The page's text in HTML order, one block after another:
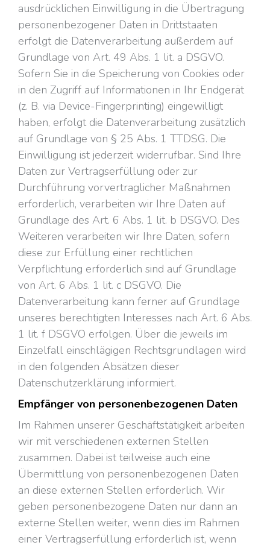
ausdrücklichen Einwilligung in die Übertragung
personenbezogener Daten in Drittstaaten
erfolgt die Datenverarbeitung außerdem auf
Grundlage von Art. 49 Abs. 1 lit. a DSGVO.
Sofern Sie in die Speicherung von Cookies oder
in den Zugriff auf Informationen in Ihr Endgerät
(z. B. via Device-Fingerprinting) eingewilligt
haben, erfolgt die Datenverarbeitung zusätzlich
auf Grundlage von § 25 Abs. 1 TTDSG. Die
Einwilligung ist jederzeit widerrufbar. Sind Ihre
Daten zur Vertragserfüllung oder zur
Durchführung vorvertraglicher Maßnahmen
erforderlich, verarbeiten wir Ihre Daten auf
Grundlage des Art. 6 Abs. 1 lit. b DSGVO. Des
Weiteren verarbeiten wir Ihre Daten, sofern
diese zur Erfüllung einer rechtlichen
Verpflichtung erforderlich sind auf Grundlage
von Art. 6 Abs. 1 lit. c DSGVO. Die
Datenverarbeitung kann ferner auf Grundlage
unseres berechtigten Interesses nach Art. 6 Abs.
1 lit. f DSGVO erfolgen. Über die jeweils im
Einzelfall einschlägigen Rechtsgrundlagen wird
in den folgenden Absätzen dieser
Datenschutzerklärung informiert.
Empfänger von personenbezogenen Daten
Im Rahmen unserer Geschäftstätigkeit arbeiten
wir mit verschiedenen externen Stellen
zusammen. Dabei ist teilweise auch eine
Übermittlung von personenbezogenen Daten
an diese externen Stellen erforderlich. Wir
geben personenbezogene Daten nur dann an
externe Stellen weiter, wenn dies im Rahmen
einer Vertragserfüllung erforderlich ist, wenn